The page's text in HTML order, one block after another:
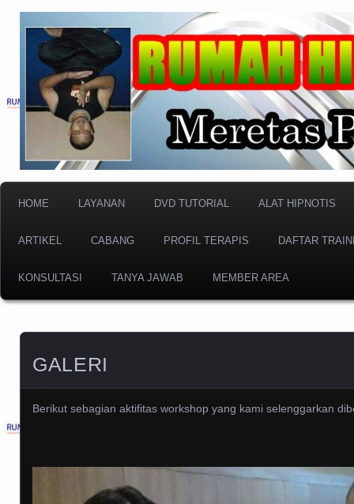
RUMAH HIPNOTIS
Meretas Pikiran Bawah Sadar
HOME LAYANAN DVD TUTORIAL ALAT HIPNOTIS
ARTIKEL CABANG PROFIL TERAPIS DAFTAR
KONSULTASI TANYA JAWAB MEMBER AREA
GALERI
Berikut sebagian aktifitas workshop yang kami selenggarkan